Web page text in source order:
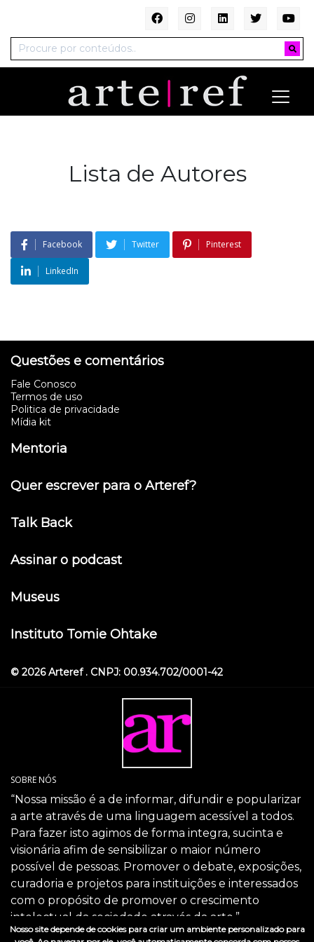
Lista de Autores
Facebook Twitter Pinterest
LinkedIn
Questões e comentários
Fale Conosco
Termos de uso
Politica de privacidade
Mídia kit
Mentoria
Quer escrever para o Arteref?
Talk Back
Assinar o podcast
Museus
Instituto Tomie Ohtake
© 2026 Arteref . CNPJ: 00.934.702/0001-42
SOBRE NÓS
“Nossa missão é a de informar, difundir e popularizar
a arte através de uma linguagem acessível a todos.
Para fazer isto agimos de forma integra, sucinta e
visionária afim de sensibilizar o maior número
possível de pessoas. Promover o debate, exposições,
curadoria e projetos para instituições e interessados
com o propósito de promover o crescimento
intelectual da sociedade através da arte.”
Nosso site depende de cookies para criar um ambiente personalizado para